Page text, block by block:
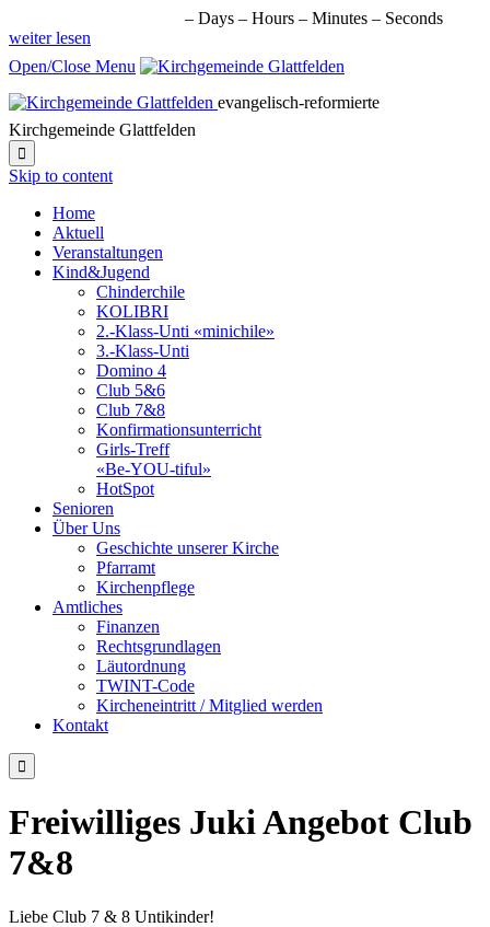
– Days – Hours – Minutes – Seconds
weiter lesen
Open/Close Menu
evangelisch-reformierte
Kirchgemeinde Glattfelden

Skip to content
Home
Aktuell
Veranstaltungen
Kind&Jugend
Chinderchile
KOLIBRI
2.-Klass-Unti «minichile»
3.-Klass-Unti
Domino 4
Club 5&6
Club 7&8
Konfirmationsunterricht
Girls-Treff
«Be-YOU-tiful»
HotSpot
Senioren
Über Uns
Geschichte unserer Kirche
Pfarramt
Kirchenpflege
Amtliches
Finanzen
Rechtsgrundlagen
Läutordnung
TWINT-Code
Kircheneintritt / Mitglied werden
Kontakt

Freiwilliges Juki Angebot Club
7&8
Liebe Club 7 & 8 Untikinder!